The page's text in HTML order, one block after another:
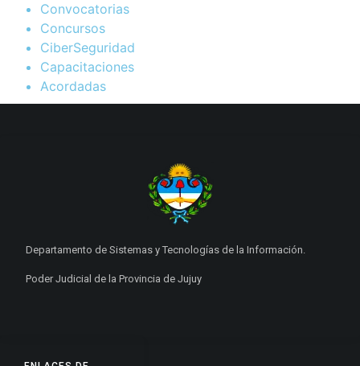
Convocatorias
Concursos
CiberSeguridad
Capacitaciones
Acordadas
Departamento de Sistemas y Tecnologías de la Información.
Poder Judicial de la Provincia de Jujuy